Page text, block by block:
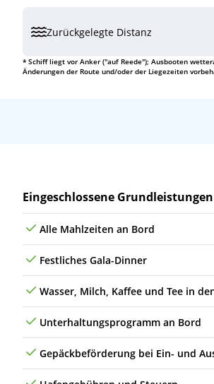
Zurückgelegte Distanz
* Schiff liegt vor Anker ("auf Reede"); Ausbooten
Änderungen der Route und/oder der Liegezeiten
Leistungen
Eingeschlossene Grundleistungen
Alle Mahlzeiten an Bord
Festliches Gala-Dinner
Wasser, Milch, Kaffee und Tee in
Unterhaltungsprogramm an Bord
Gepäckbeförderung bei Ein- und